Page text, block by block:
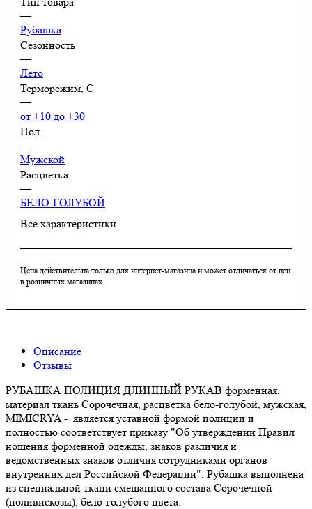
—
Рубашка
Сезонность
—
Лето
Терморежим, C
—
от +10 до +30
Пол
—
Мужской
Расцветка
—
БЕЛО-ГОЛУБОЙ
Все характеристики
Цена действительна только для интернет-магазина и может отличаться от цен
в розничных магазинах
Описание
Отзывы
РУБАШКА ПОЛИЦИЯ ДЛИННЫЙ РУКАВ форменная,
материал ткань Сорочечная, расцветка бело-голубой, мужская,
MIMICRYA - является уставной формой полиции и
полностью соответствует приказу "Об утверждении Правил
ношения форменной одежды, знаков различия и
ведомственных знаков отличия сотрудниками органов
внутренних дел Российской Федерации". Рубашка выполнена
из специальной ткани смешанного состава Сорочечной
(поливискозы), бело-голубого цвета.